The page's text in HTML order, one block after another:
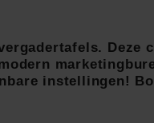
Deze
instellingen!